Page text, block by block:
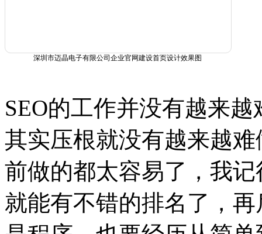
深圳市迈晶电子有限公司企业官网建设首页设计效果图
SEO的工作并没有越来越
其实压根就没有越来越
前做的都太容易了，我
就能有不错的排名了，